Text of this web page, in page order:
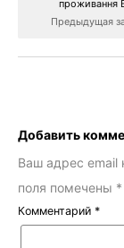
проживання
Предыдущая
Добавить
Ваш адрес email
поля помечены *
Комментарий *